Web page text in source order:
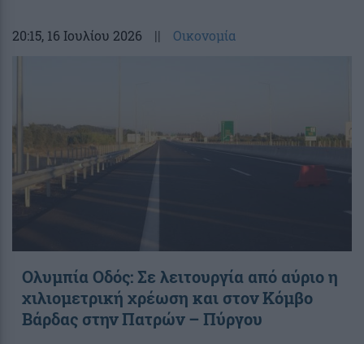
20:15, 16 Ιουλίου 2026 || Οικονομία
Ολυμπία Οδός: Σε λειτουργία από αύριο η
χιλιομετρική χρέωση και στον Κόμβο
Βάρδας στην Πατρών – Πύργου